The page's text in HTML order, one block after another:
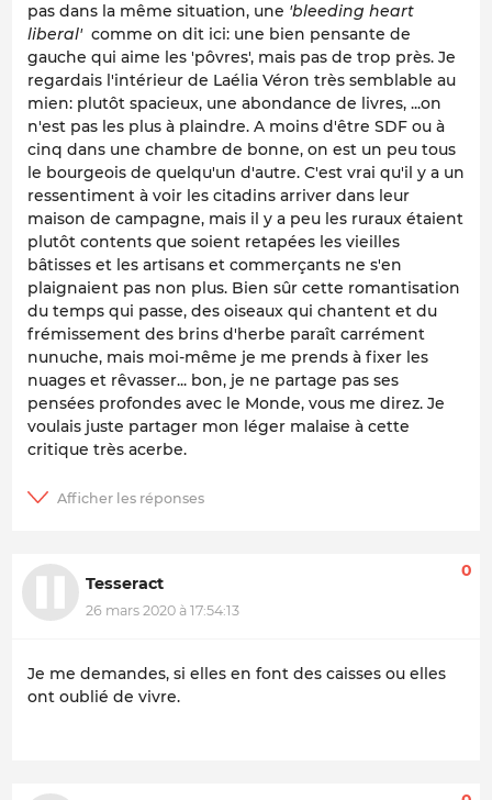
pas dans la même situation, une 'bleeding heart
liberal' comme on dit ici: une bien pensante de
gauche qui aime les 'pôvres', mais pas de trop près. Je
regardais l'intérieur de Laélia Véron très semblable au
mien: plutôt spacieux, une abondance de livres, ...on
n'est pas les plus à plaindre. A moins d'être SDF ou à
cinq dans une chambre de bonne, on est un peu tous
le bourgeois de quelqu'un d'autre. C'est vrai qu'il y a un
ressentiment à voir les citadins arriver dans leur
maison de campagne, mais il y a peu les ruraux étaient
plutôt contents que soient retapées les vieilles
bâtisses et les artisans et commerçants ne s'en
plaignaient pas non plus. Bien sûr cette romantisation
du temps qui passe, des oiseaux qui chantent et du
frémissement des brins d'herbe paraît carrément
nunuche, mais moi-même je me prends à fixer les
nuages et rêvasser... bon, je ne partage pas ses
pensées profondes avec le Monde, vous me direz. Je
voulais juste partager mon léger malaise à cette
critique très acerbe.
Tesseract
26 mars 2020 à 17:54:13
0
Je me demandes, si elles en font des caisses ou elles
ont oublié de vivre.